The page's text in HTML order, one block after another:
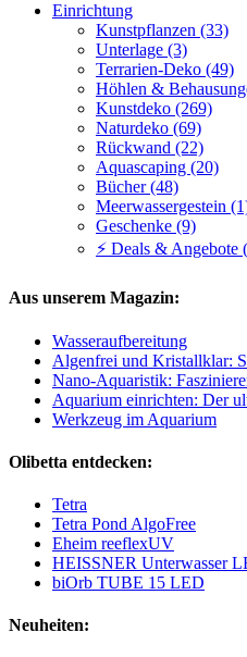
Einrichtung
Kunstpflanzen (33)
Unterlage (3)
Terrarien-Deko (49)
Höhlen &
Kunstdeko (269)
Naturdeko (69)
Rückwand (22)
Aquascaping (20)
Bücher (48)
Meerwassergestein
Geschenke (9)
⚡ Deals & Angebote
Aus unserem Magazin:
Wasseraufbereitung
Algenfrei und Kristallklar:
Nano-Aquaristik:
Aquarium einrichten: Der
Werkzeug im Aquarium
Olibetta entdecken:
Tetra
Tetra Pond AlgoFree
Eheim reeflexUV
HEISSNER Unterwasser
biOrb TUBE 15 LED
Neuheiten: